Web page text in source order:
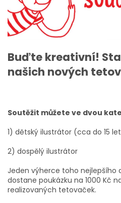
Buďte kreativní!
našich nových
Soutěžit můžete ve dvou
1) dětský ilustrátor (cca do 15
2) dospělý ilustrátor
Jeden výherce toho nejlepšího
dostane poukázku na 1000 Kč
realizovaných tetovaček.